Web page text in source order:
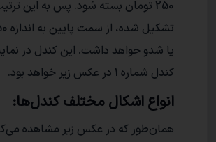
250 تومان بسته شود. پس به این
یا شدو خواهد داشت. این کندل در
کندل شماره 1 در عکس زیر خواهد بود.
انواع اشکال مختلف کندل‌ها:
همان‌طور که در عکس زیر مشاهده